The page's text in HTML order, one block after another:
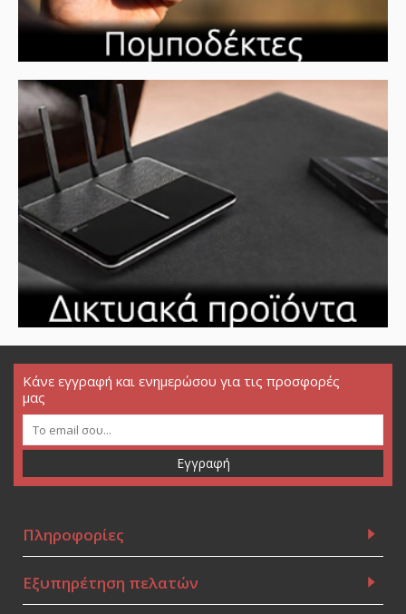
Κάνε εγγραφή και ενημερώσου για τις προσφορές
μας
Εγγραφή
Πληροφορίες
Εξυπηρέτηση πελατών